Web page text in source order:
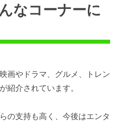
なコーナーに
画やドラマ、グルメ、トレン
紹介されています。
の支持も高く、今後はエンタ